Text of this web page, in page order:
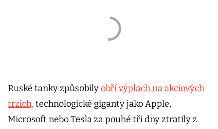
Ruské tanky způsobilyobří výplach na akciových
trzích,technologické giganty jako Apple,
Microsoft nebo Tesla za pouhé tři dny ztratily z